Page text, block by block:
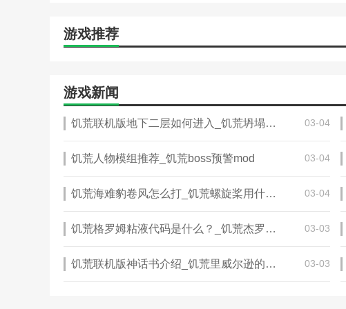
游戏推荐
游戏新闻
饥荒联机版地下二层如何进入_饥荒坍塌的兔洞怎么恢复 03-04
饥荒人物模组推荐_饥荒boss预警mod 03-04
饥荒海难豹卷风怎么打_饥荒螺旋桨用什么修 03-04
饥荒格罗姆粘液代码是什么？_饥荒杰罗姆有什么用 03-03
饥荒联机版神话书介绍_饥荒里威尔逊的胡子能长多长 03-03